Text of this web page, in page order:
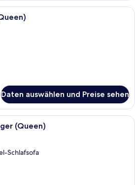
Hochwertige Bettwaren,
Daten auswählen und Preise sehen
Hochwertige Bettwaren,
(Queen)
Schlafsofa